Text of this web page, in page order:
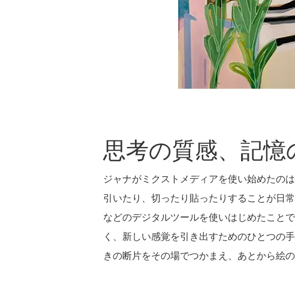
思考の質感、記憶
ジャナがミクストメディアを使い始めたの
引いたり、切ったり貼ったりすることが日
などのデジタルツールを使いはじめたこと
く、新しい感覚を引き出すためのひとつの
きの断片をその場でつかまえ、あとから絵